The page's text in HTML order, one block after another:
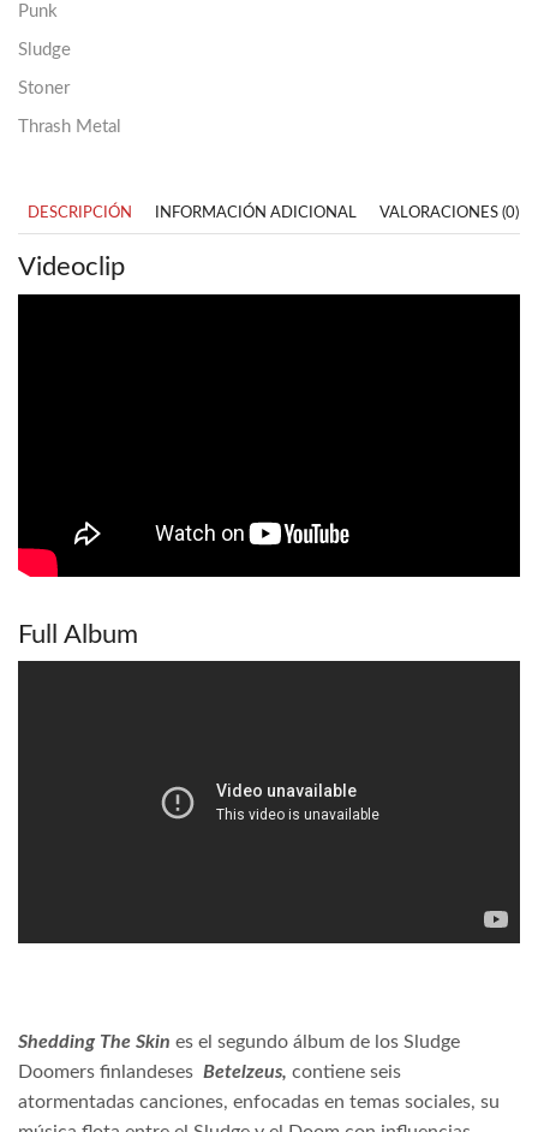
Punk
Sludge
Stoner
Thrash Metal
DESCRIPCIÓN INFORMACIÓN ADICIONAL VALORACIONES (0)
Videoclip
Full Album
Shedding The Skin es el segundo álbum de los Sludge
Doomers finlandeses Betelzeus, contiene seis
atormentadas canciones, enfocadas en temas sociales, su